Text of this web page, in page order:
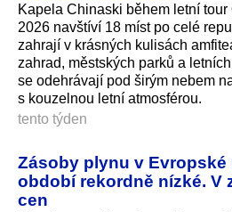
Kapela Chinaski během letní tour
2026 navštíví 18 míst po celé
zahrají v krásných kulisách
zahrad, městských parků a
se odehrávají pod širým nebem
s kouzelnou letní atmosférou.
tento týden
Zásoby plynu v
období rekordně nízké. V
cen